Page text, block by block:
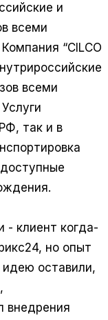
и
всеми
“CILCO
всеми
так и в
- клиент когда-
но опыт
оставили,
внедрения